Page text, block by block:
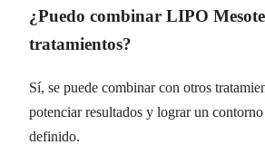
¿Puedo combinar LIPO
tratamientos?
Sí, se puede combinar con otros
potenciar resultados y lograr un
definido.